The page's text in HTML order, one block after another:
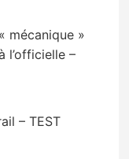
mécanique »
l’officielle –
– TEST